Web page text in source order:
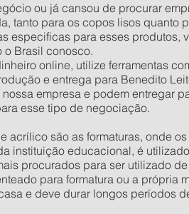
ou já cansou de procurar
tanto para os copos lisos quanto
especificas para esses produtos,
o Brasil conosco.
online, utilize ferramentas
e entrega para Benedito
empresa e podem entregar
esse tipo de negociação.
são as formaturas, onde
instituição educacional, é
procurados para ser utilizado
para formatura ou a própria
e deve durar longos períodos